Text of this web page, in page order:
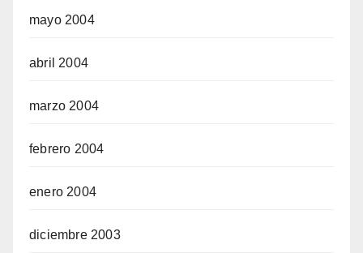
mayo 2004
abril 2004
marzo 2004
febrero 2004
enero 2004
diciembre 2003